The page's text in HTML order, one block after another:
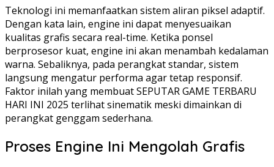
Teknologi ini memanfaatkan sistem aliran piksel adaptif.
Dengan kata lain, engine ini dapat menyesuaikan
kualitas grafis secara real-time. Ketika ponsel
berprosesor kuat, engine ini akan menambah kedalaman
warna. Sebaliknya, pada perangkat standar, sistem
langsung mengatur performa agar tetap responsif.
Faktor inilah yang membuat SEPUTAR GAME TERBARU
HARI INI 2025 terlihat sinematik meski dimainkan di
perangkat genggam sederhana.
Proses Engine Ini Mengolah Grafis